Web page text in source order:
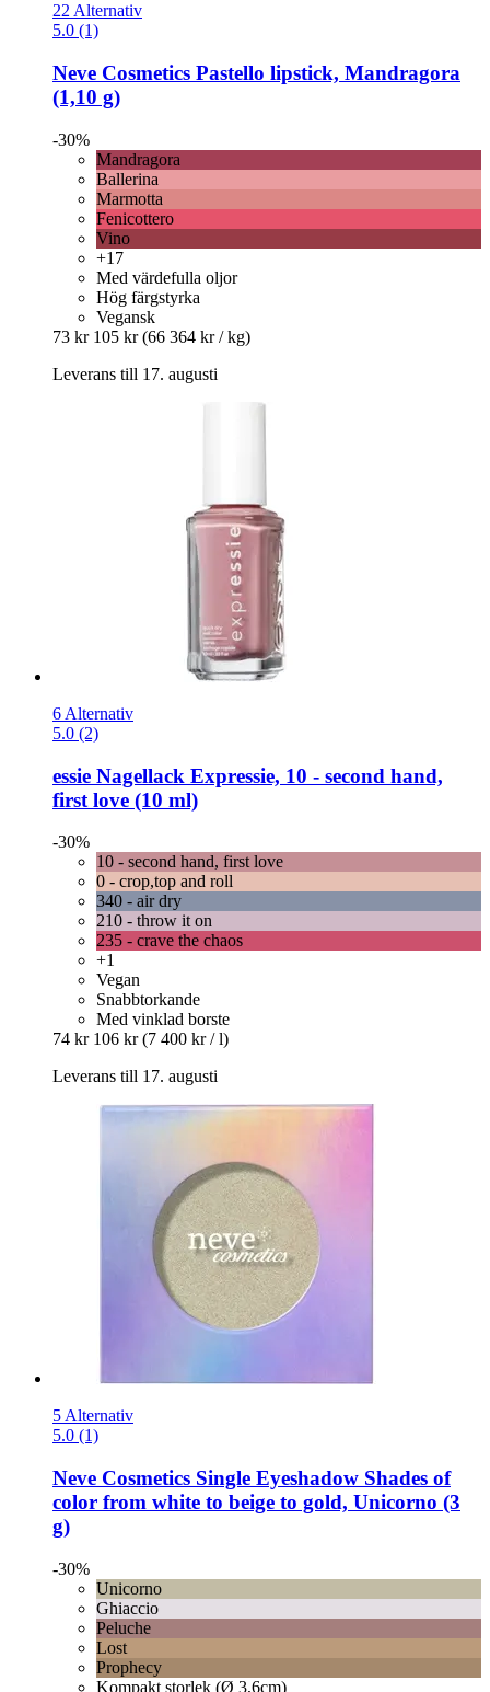
22 Alternativ
5.0 (1)
Neve Cosmetics Pastello lipstick, Mandragora
(1,10 g)
-30%
Mandragora
Ballerina
Marmotta
Fenicottero
Vino
+17
Med värdefulla oljor
Hög färgstyrka
Vegansk
73 kr 105 kr (66 364 kr / kg)
Leverans till 17. augusti
6 Alternativ
5.0 (2)
essie Nagellack Expressie, 10 -​ second hand,
first love (10 ml)
-30%
10 - second hand, first love
0 - crop,top and roll
340 - air dry
210 - throw it on
235 - crave the chaos
+1
Vegan
Snabbtorkande
Med vinklad borste
74 kr 106 kr (7 400 kr / l)
Leverans till 17. augusti
5 Alternativ
5.0 (1)
Neve Cosmetics Single Eyeshadow Shades of
color from white to beige to gold, Unicorno (3
g)
-30%
Unicorno
Ghiaccio
Peluche
Lost
Prophecy
Kompakt storlek (Ø 3,6cm)